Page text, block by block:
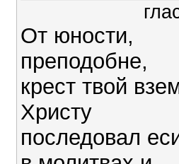
От юности,
преподобне,
крест твой
Христу
последовал